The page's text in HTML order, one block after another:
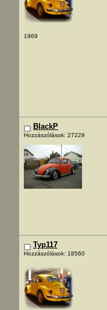
1969
BlackP
Hozzászólások: 27229
Typ117
Hozzászólások: 18560